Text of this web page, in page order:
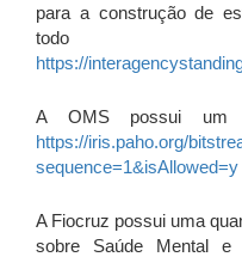
para a construção de
todo
https://
A OMS possui um
https://iris.paho.org/
sequence=1&isAllowed=y
A Fiocruz possui uma
sobre Saúde Mental e